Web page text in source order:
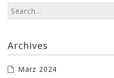
Archives
März 2024